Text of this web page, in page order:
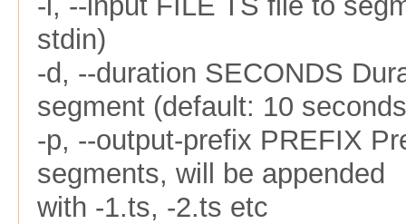
stdin)
-d, --duration SECONDS
segment (default: 10
-p, --output-prefix PREFIX
segments, will be appended
with -1.ts, -2.ts etc